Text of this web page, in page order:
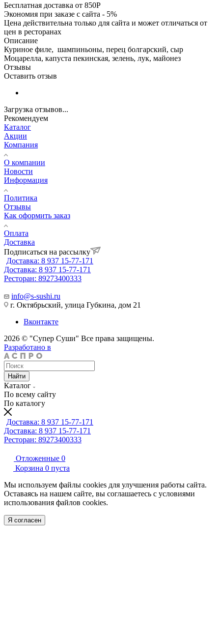
Бесплатная доставка от 850Р
Экономия при заказе с сайта - 5%
Цена действительна только для сайта и может отличаться от
цен в ресторанах
Описание
Куриное филе, шампиньоны, перец болгарский, сыр
Моцарелла, капуста пекинская, зелень, лук, майонез
Отзывы
Оставить отзыв
Загрузка отзывов...
Рекомендуем
Каталог
Акции
Компания
О компании
Новости
Информация
Политика
Отзывы
Как оформить заказ
Оплата
Доставка
Подписаться на рассылку
Доставка: 8 937 15-77-171
Доставка: 8 937 15-77-171
Ресторан: 89273400333
info@s-sushi.ru
г. Октябрьский, улица Губкина, дом 21
Вконтакте
2026 © "Супер Суши" Все права защищены.
Разработано в
Найти
Каталог
По всему сайту
По каталогу
Доставка: 8 937 15-77-171
Доставка: 8 937 15-77-171
Ресторан: 89273400333
Отложенные 0
Корзина 0 пуста
Мы используем файлы cookies для улучшения работы сайта.
Оставаясь на нашем сайте, вы соглашаетесь с условиями
использования файлов cookies.
Я согласен